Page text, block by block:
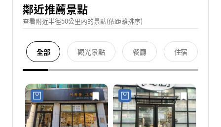
鄰近推薦景點
查看附近半徑50公里內的景點(依距離排序)
全部 觀光景點 餐廳 住宿